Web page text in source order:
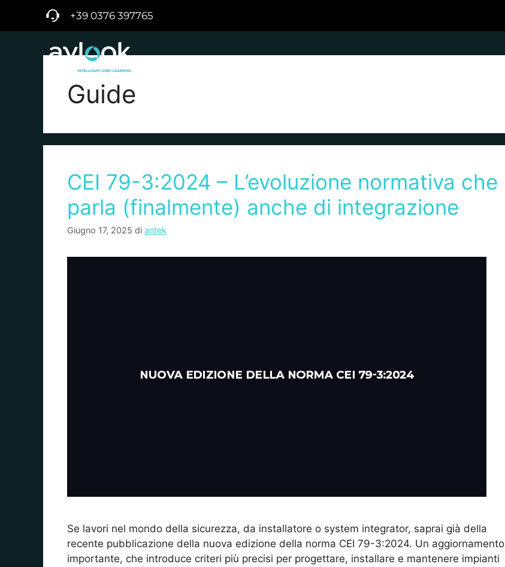
+39 0376 397765
AZIENDA SOLUZIONI APPLICAZIONI FORMAZIONE STRUMENTI
Guide
CEI 79-3:2024 – L’evoluzione normativa che
parla (finalmente) anche di integrazione
Giugno 17, 2025 di antek
Se lavori nel mondo della sicurezza, da installatore o system integrator, saprai già della
recente pubblicazione della nuova edizione della norma CEI 79-3:2024. Un aggiornamento
importante, che introduce criteri più precisi per progettare, installare e mantenere impianti